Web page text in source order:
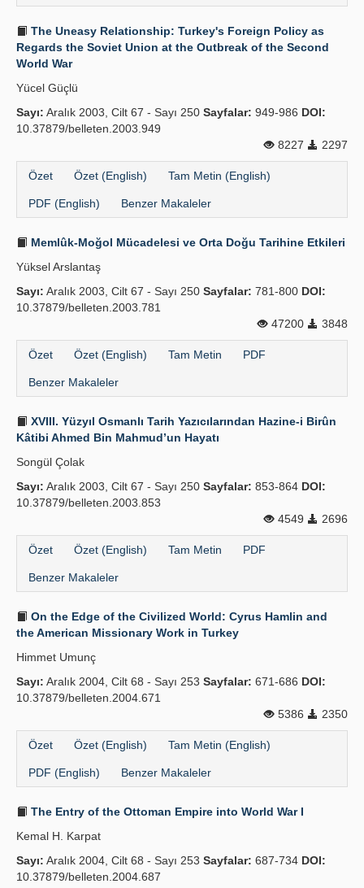
The Uneasy Relationship: Turkey's Foreign Policy as
Regards the Soviet Union at the Outbreak of the Second
World War
Yücel Güçlü
Sayı: Aralık 2003, Cilt 67 - Sayı 250 Sayfalar: 949-986 DOI:
10.37879/belleten.2003.949
8227
2297
Özet Özet (English) Tam Metin (English)
PDF (English) Benzer Makaleler
Memlûk-Moğol Mücadelesi ve Orta Doğu Tarihine Etkileri
Yüksel Arslantaş
Sayı: Aralık 2003, Cilt 67 - Sayı 250 Sayfalar: 781-800 DOI:
10.37879/belleten.2003.781
47200
3848
Özet Özet (English) Tam Metin PDF
Benzer Makaleler
XVIII. Yüzyıl Osmanlı Tarih Yazıcılarından Hazine-i Birûn
Kâtibi Ahmed Bin Mahmud’un Hayatı
Songül Çolak
Sayı: Aralık 2003, Cilt 67 - Sayı 250 Sayfalar: 853-864 DOI:
10.37879/belleten.2003.853
4549
2696
Özet Özet (English) Tam Metin PDF
Benzer Makaleler
On the Edge of the Civilized World: Cyrus Hamlin and
the American Missionary Work in Turkey
Himmet Umunç
Sayı: Aralık 2004, Cilt 68 - Sayı 253 Sayfalar: 671-686 DOI:
10.37879/belleten.2004.671
5386
2350
Özet Özet (English) Tam Metin (English)
PDF (English) Benzer Makaleler
The Entry of the Ottoman Empire into World War I
Kemal H. Karpat
Sayı: Aralık 2004, Cilt 68 - Sayı 253 Sayfalar: 687-734 DOI:
10.37879/belleten.2004.687